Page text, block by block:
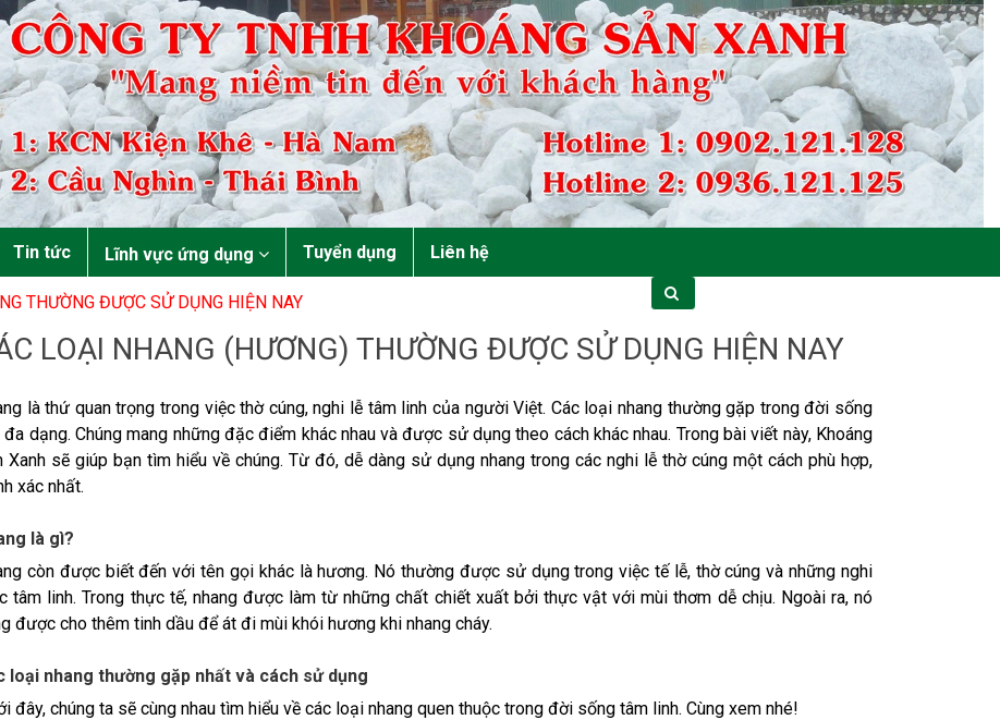
Tin tức Lĩnh vực ứng dụng Tuyển dụng Liên hệ
THƯỜNG ĐƯỢC SỬ DỤNG HIỆN NAY
LOẠI NHANG (HƯƠNG) THƯỜNG ĐƯỢC SỬ DỤNG HIỆN NAY
là thứ quan trọng trong việc thờ cúng, nghi lễ tâm linh của người Việt. Các loại nhang thường gặp trong đời sống
đa dạng. Chúng mang những đặc điểm khác nhau và được sử dụng theo cách khác nhau. Trong bài viết này, Khoáng
Xanh sẽ giúp bạn tìm hiểu về chúng. Từ đó, dễ dàng sử dụng nhang trong các nghi lễ thờ cúng một cách phù hợp,
xác nhất.
là gì?
còn được biết đến với tên gọi khác là hương. Nó thường được sử dụng trong việc tế lễ, thờ cúng và những nghi
tâm linh. Trong thực tế, nhang được làm từ những chất chiết xuất bởi thực vật với mùi thơm dễ chịu. Ngoài ra, nó
được cho thêm tinh dầu để át đi mùi khói hương khi nhang cháy.
loại nhang thường gặp nhất và cách sử dụng
đây, chúng ta sẽ cùng nhau tìm hiểu về các loại nhang quen thuộc trong đời sống tâm linh. Cùng xem nhé!